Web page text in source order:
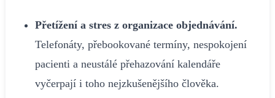
Přetížení a stres z organizace objednávání.
Telefonáty, přebookované termíny, nespokojení
pacienti a neustálé přehazování kalendáře
vyčerpají i toho nejzkušenějšího člověka.